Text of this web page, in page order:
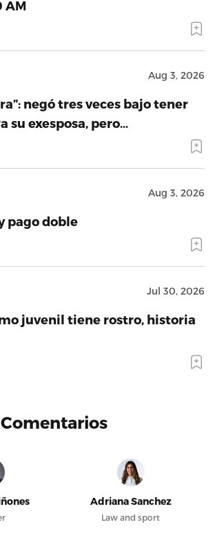
AM
Aug 3, 2026
negó tres veces bajo tener
su exesposa, pero…
Aug 3, 2026
pago doble
Jul 30, 2026
juvenil tiene rostro, historia
Adriana Sanchez
Law and sport